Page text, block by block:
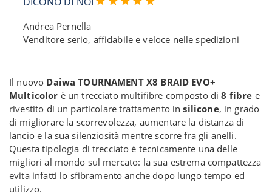
Andrea Pernella
Venditore serio, affidabile e veloce nelle spedizioni
Il nuovo Daiwa TOURNAMENT X8 BRAID EVO+
Multicolor è un trecciato multifibre composto di8 fibre e
rivestito di un particolare trattamento insilicone, in grado
di migliorare la scorrevolezza, aumentare la distanza di
lancio e la sua silenziosità mentre scorre fra gli anelli.
Questa tipologia di trecciato è tecnicamente una delle
migliori al mondo sul mercato: la sua estrema compattezza
evita infatti lo sfibramento anche dopo lungo tempo ed
utilizzo.